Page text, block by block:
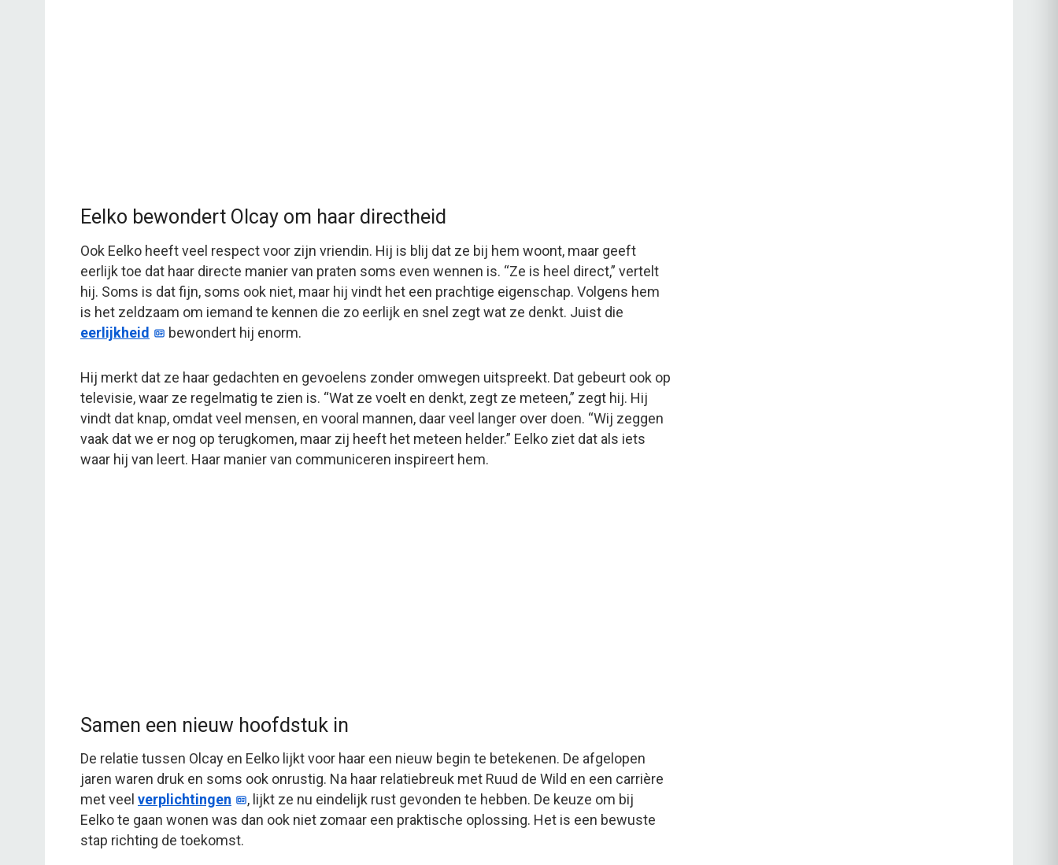
Eelko bewondert Olcay om haar directheid
Ook Eelko heeft veel respect voor zijn vriendin. Hij is blij dat ze bij hem woont, maar geeft
eerlijk toe dat haar directe manier van praten soms even wennen is. “Ze is heel direct,” vertelt
hij. Soms is dat fijn, soms ook niet, maar hij vindt het een prachtige eigenschap. Volgens hem
is het zeldzaam om iemand te kennen die zo eerlijk en snel zegt wat ze denkt. Juist die
eerlijkheid
bewondert hij enorm.
Hij merkt dat ze haar gedachten en gevoelens zonder omwegen uitspreekt. Dat gebeurt ook op
televisie, waar ze regelmatig te zien is. “Wat ze voelt en denkt, zegt ze meteen,” zegt hij. Hij
vindt dat knap, omdat veel mensen, en vooral mannen, daar veel langer over doen. “Wij zeggen
vaak dat we er nog op terugkomen, maar zij heeft het meteen helder.” Eelko ziet dat als iets
waar hij van leert. Haar manier van communiceren inspireert hem.
Samen een nieuw hoofdstuk in
De relatie tussen Olcay en Eelko lijkt voor haar een nieuw begin te betekenen. De afgelopen
jaren waren druk en soms ook onrustig. Na haar relatiebreuk met Ruud de Wild en een carrière
met veel verplichtingen
, lijkt ze nu eindelijk rust gevonden te hebben. De keuze om bij
Eelko te gaan wonen was dan ook niet zomaar een praktische oplossing. Het is een bewuste
stap richting de toekomst.